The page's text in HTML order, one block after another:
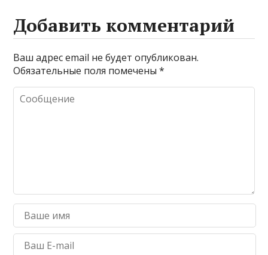
Добавить комментарий
Ваш адрес email не будет опубликован.
Обязательные поля помечены*